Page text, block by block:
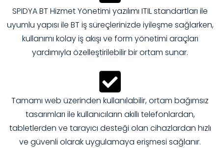
SPIDYA BT Hizmet Yönetimi yazılımı ITIL standartları ile
uyumlu yapısı ile BT iş süreçlerinizde iyileşme sağlarken,
kullanımı kolay iş akışı ve form yönetimi araçları
yardımıyla özelleştirilebilir bir ortam sunar.
Tamamı web üzerinden kullanılabilir, ortam bağımsız
tasarımları ile kullanıcıların akıllı telefonlardan,
tabletlerden ve tarayıcı desteği olan cihazlardan hızlı
ve güvenli olarak uygulamaya erişmesi sağlanır.